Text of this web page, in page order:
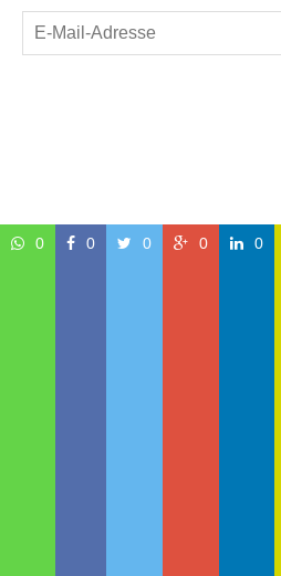
0 0 0 0 0
Wie hat Dir dieser